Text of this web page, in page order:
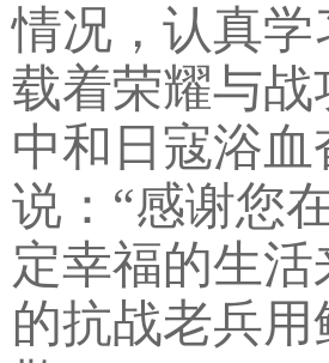
情况，认真
载着荣耀与
中和日寇浴
说：“感谢您
定幸福的生
的抗战老兵